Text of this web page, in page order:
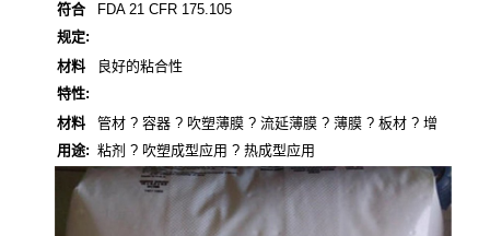
符合
规定:
FDA 21 CFR 175.105
材料
特性:
良好的粘合性
材料
用途:
管材 ? 容器 ? 吹塑薄膜 ? 流延薄膜 ? 薄膜 ? 板材 ? 增
粘剂 ? 吹塑成型应用 ? 热成型应用